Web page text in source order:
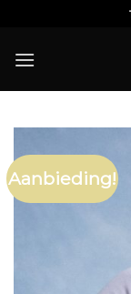
inhoud
Aanbieding!